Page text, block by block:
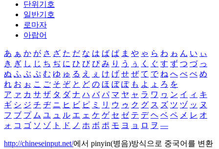
단위기호
일반기호
로마자
아랍어
あ ぁ か が さ ざ た だ な は ば ぱ ま や ゃ ら わ ゎ ん い ぃ
き ぎ し じ ち ぢ に ひ び ぴ み り う ぅ く ぐ す ず つ づ っ
ぬ ふ ぶ ぷ む ゆ ゅ る え ぇ け げ せ ぜ て で ね へ べ ぺ め
れ お ぉ こ ご そ ぞ と ど の ほ ぼ ぽ も よ ょ ろ を
ア ァ カ サ ザ タ ダ ナ ハ バ パ マ ヤ ャ ラ ワ ヮ ン イ ィ キ
ギ シ ジ チ ヂ ニ ヒ ビ ピ ミ リ ウ ゥ ク グ ス ズ ツ ヅ ッ ヌ
フ ブ プ ム ユ ュ ル エ ェ ケ ゲ セ ゼ テ デ ヘ ベ ペ メ レ オ
ォ コ ゴ ソ ゾ ト ド ノ ホ ボ ポ モ ヨ ョ ロ ヲ ―
http://chineseinput.net/에서 pinyin(병음)방식으로 중국어를 변환